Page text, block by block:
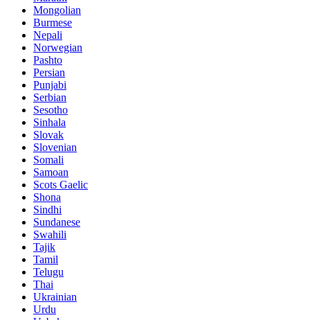
Mongolian
Burmese
Nepali
Norwegian
Pashto
Persian
Punjabi
Serbian
Sesotho
Sinhala
Slovak
Slovenian
Somali
Samoan
Scots Gaelic
Shona
Sindhi
Sundanese
Swahili
Tajik
Tamil
Telugu
Thai
Ukrainian
Urdu